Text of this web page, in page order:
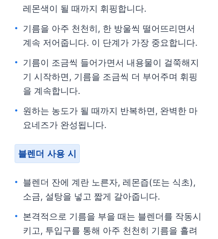
레몬색이 될 때까지 휘핑합니다.
기름을 아주 천천히, 한 방울씩 떨어뜨리면서
계속 저어줍니다. 이 단계가 가장 중요합니다.
기름이 조금씩 들어가면서 내용물이 걸쭉해지
기 시작하면, 기름을 조금씩 더 부어주며 휘핑
을 계속합니다.
원하는 농도가 될 때까지 반복하면, 완벽한 마
요네즈가 완성됩니다.
블렌더 사용 시
블렌더 잔에 계란 노른자, 레몬즙(또는 식초),
소금, 설탕을 넣고 짧게 갈아줍니다.
본격적으로 기름을 부을 때는 블렌더를 작동시
키고, 투입구를 통해 아주 천천히 기름을 흘려